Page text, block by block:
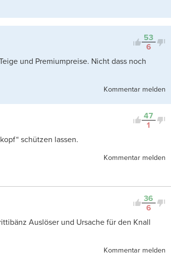
53
6
und Premiumpreise. Nicht dass noch
Kommentar melden
47
1
schützen lassen.
Kommentar melden
36
6
Auslöser und Ursache für den Knall
Kommentar melden